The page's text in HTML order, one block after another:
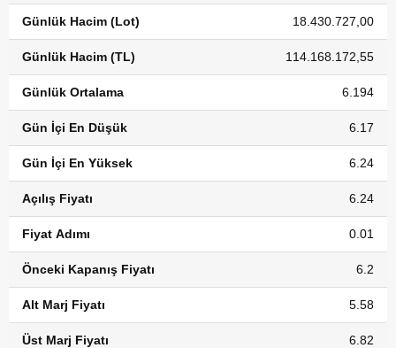
Günlük Hacim (Lot) 18.430.727,00
Günlük Hacim (TL) 114.168.172,55
Günlük Ortalama 6.194
Gün İçi En Düşük 6.17
Gün İçi En Yüksek 6.24
Açılış Fiyatı 6.24
Fiyat Adımı 0.01
Önceki Kapanış Fiyatı 6.2
Alt Marj Fiyatı 5.58
Üst Marj Fiyatı 6.82